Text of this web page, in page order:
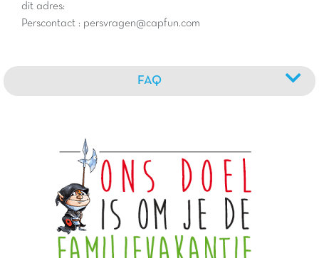
dit adres:
Perscontact : persvragen@capfun.com
FAQ